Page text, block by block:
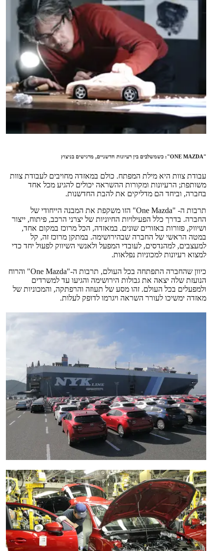
עבודת צוות היא מילת המפתח. כולם במאזדה מחויבים לעבודת צוות
משותפת; הרעיונות ומקורות ההשראה יכולים להגיע מכל אחד
בחברה, וביחד הם מדליקים את להבת החדשנות.
תרבות ה- "One Mazda" הזו משקפת את המבנה הייחודי של
החברה. בדרך כלל הפעילויות החיוניות של יצרני הרכב, פיתוח, ייצור
ושיווק, פזורות באזורים שונים. במאזדה, הכל מרוכז במקום אחד,
במטה הראשי של החברה שבהירושימה. במתקן מרוכז זה, קל
למעצבים, למהנדסים, לעובדי המפעל ולאנשי השיווק לפעול יחד כדי
למצוא רעיונות למכוניות נפלאות.
כיוון שהחברה התפתחה בכל העולם, תרבות ה-"One Mazda" והרוח
הנועזת שלה יצאה את גבולות הירושימה והגיעו עד למשרדים
ולמפעלים בכל העולם. זהו מסע של תעוזה והרפתקה, והמכוניות של
מאזדה ימשיכו לעורר השראה ויגרמו לדופק לעלות.